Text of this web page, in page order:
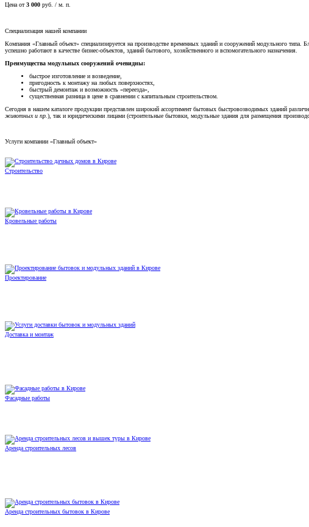
Цена от3 000 руб. / м. п.
Специализация нашей компании
Компания «Главный объект» специализируется на производстве временных зданий и сооружений модульного
успешно работают в качестве бизнес-объектов, зданий бытового, хозяйственного и вспомогательного назначения.
Преимущества модульных сооружений очевидны:
быстрое изготовление и возведение,
пригодность к монтажу на любых поверхностях,
быстрый демонтаж и возможность «переезда»,
существенная разница в цене в сравнении с капитальным строительством.
Сегодня в нашем каталоге продукции представлен широкий ассортимент бытовых быстровозводимых зданий
животных и пр. ), так и юридическими лицами (строительные бытовки, модульные здания для размещения
Услуги компании «Главный объект»
Строительство
Кровельные работы
Проектирование
Доставка и монтаж
Фасадные работы
Аренда строительных лесов
Аренда строительных бытовок в Кирове